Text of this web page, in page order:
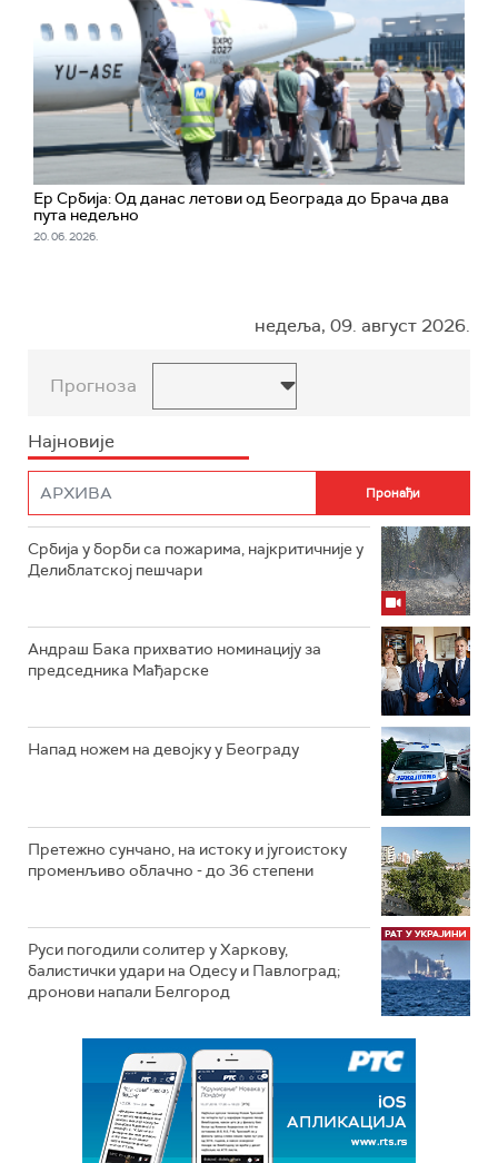
Ер Србија: Од данас летови од Београда до Брача два
пута недељно
20. 06. 2026.
недеља, 09. август 2026.
Прогноза
Најновије
Србија у борби са пожарима, најкритичније у
Делиблатској пешчари
Андраш Бака прихватио номинацију за
председника Мађарске
Напад ножем на девојку у Београду
Претежно сунчано, на истоку и југоистоку
променљиво облачно - до 36 степени
Руси погодили солитер у Харкову,
балистички удари на Одесу и Павлоград;
дронови напали Белгород